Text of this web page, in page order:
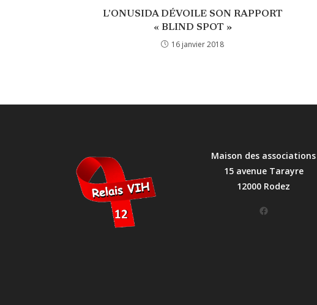
L’ONUSIDA DÉVOILE SON RAPPORT
« BLIND SPOT »
16 janvier 2018
Maison des associations
15 avenue Tarayre
12000 Rodez
Facebook